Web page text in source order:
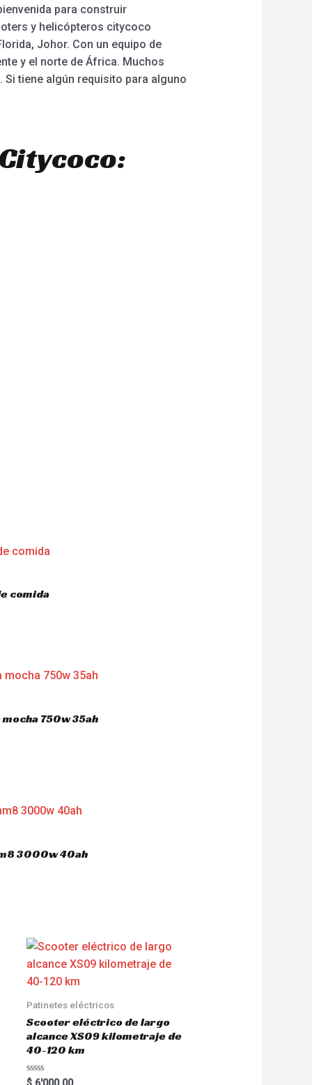
para construir
y helicópteros citycoco
Johor. Con un equipo de
y el norte de África. Muchos
tiene algún requisito para alguno
comida
750w 35ah
3000w 40ah
Patinetes eléctricos
Scooter eléctrico de largo
alcance XS09 kilometraje de
40-120 km
R